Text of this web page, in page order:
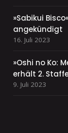
»Sabikui
angekündigt
16. Juli 2023
»Oshi no Ko:
erhält 2.
9. Juli 2023